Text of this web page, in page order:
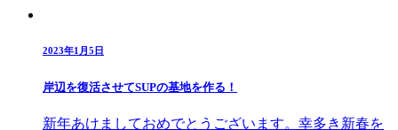
2023年1月5日
岸辺を復活させてSUPの基地を作る！
新年あけましておめでとうございます。幸多き新春を